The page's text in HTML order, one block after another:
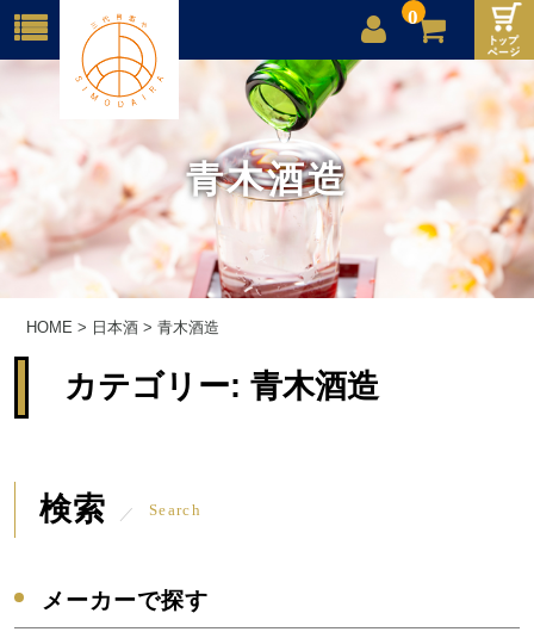
0
店舗案内
ご利用案内
送料
お問合せ
青木酒造
HOME > 日本酒 >青木酒造
カテゴリー:青木酒造
検索 Search
メーカーで探す